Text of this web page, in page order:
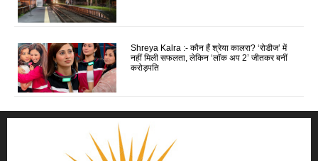
Shreya Kalra :- कौन हैं श्रेया कालरा? ‘रोडीज’ में
नहीं मिली सफलता, लेकिन ‘लॉक अप 2’ जीतकर बनीं
करोड़पति